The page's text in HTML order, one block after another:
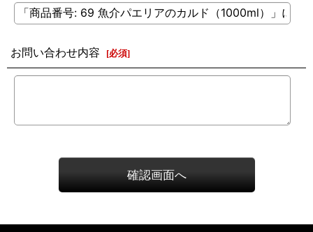
お問い合わせ内容 [必須]
確認画面へ